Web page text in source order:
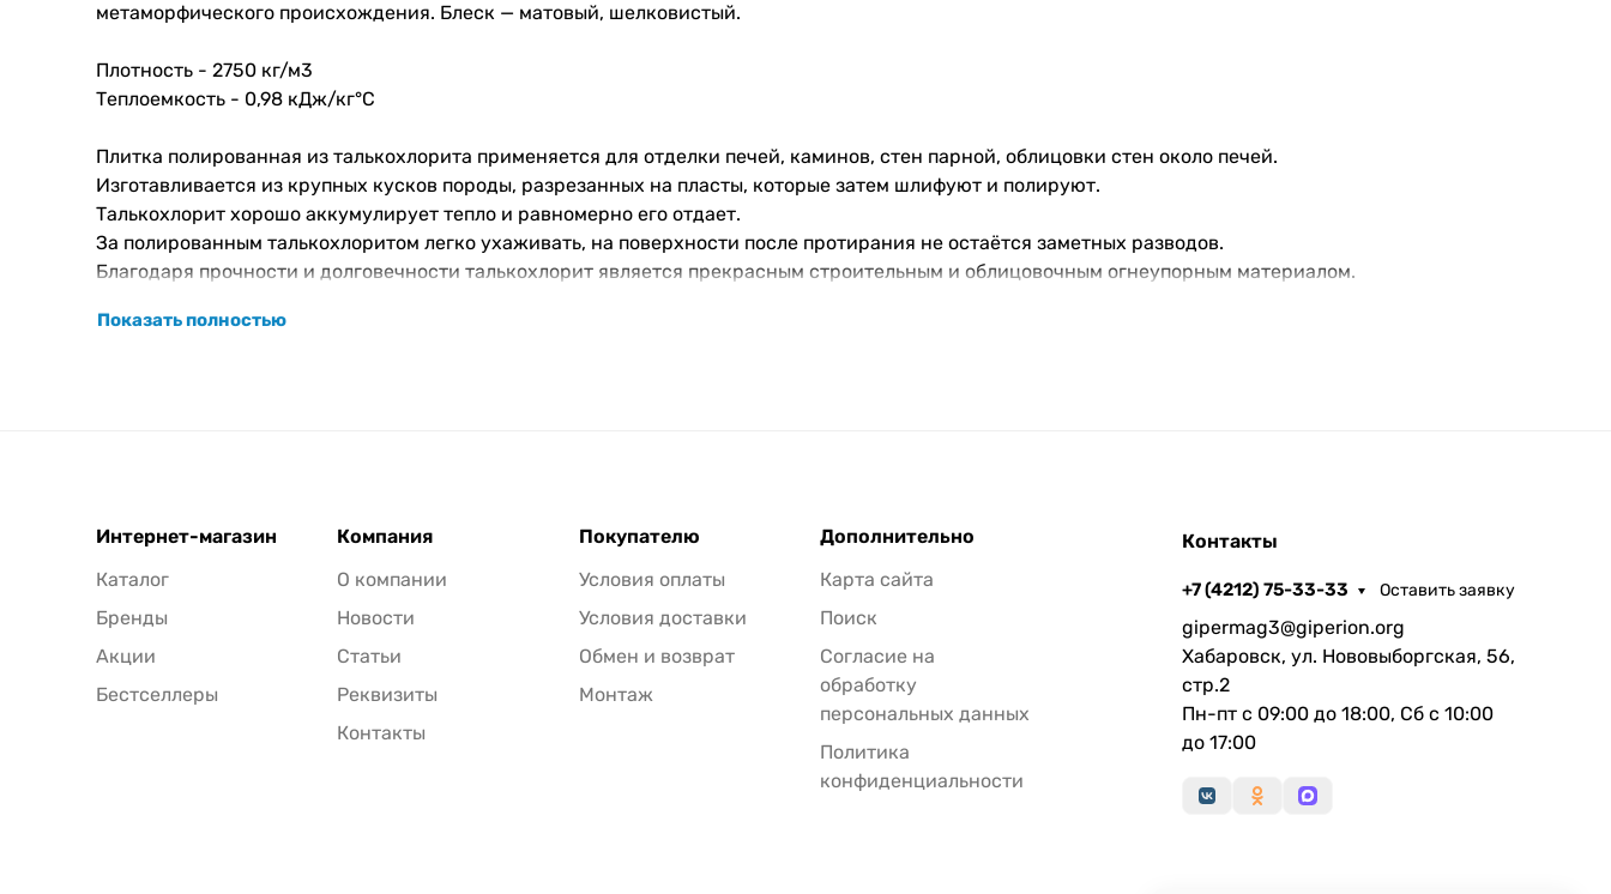
метаморфического происхождения. Блеск — матовый, шелковистый.
Плотность - 2750 кг/м3
Теплоемкость - 0,98 кДж/кг°C
Плитка полированная из талькохлорита применяется для отделки печей, каминов, стен парной, облицовки стен около печей.
Изготавливается из крупных кусков породы, разрезанных на пласты, которые затем шлифуют и полируют.
Талькохлорит хорошо аккумулирует тепло и равномерно его отдает.
За полированным талькохлоритом легко ухаживать, на поверхности после протирания не остаётся заметных разводов.
Благодаря прочности и долговечности талькохлорит является прекрасным строительным и облицовочным огнеупорным материалом.
Показать полностью
Интернет-магазин
Каталог
Бренды
Акции
Бестселлеры
Компания
О компании
Новости
Статьи
Реквизиты
Контакты
Покупателю
Условия оплаты
Условия доставки
Обмен и возврат
Монтаж
Дополнительно
Карта сайта
Поиск
Согласие на
обработку
персональных данных
Политика
конфиденциальности
Контакты
+7 (4212) 75-33-33 Оставить заявку
gipermag3@giperion.org
Хабаровск, ул. Нововыборгская, 56,
стр.2
Пн-пт с 09:00 до 18:00, Сб с 10:00
до 17:00